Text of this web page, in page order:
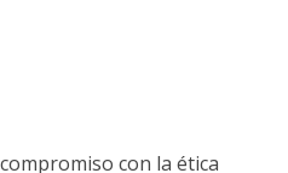
con la ética